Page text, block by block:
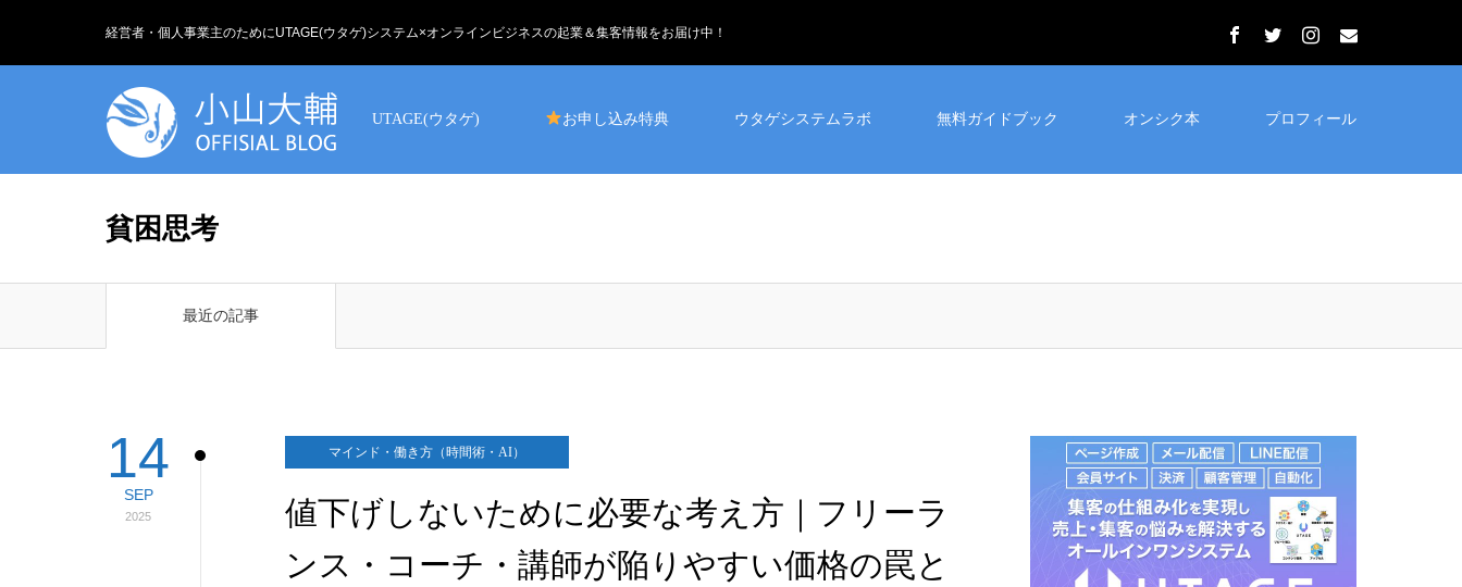
経営者・個人事業主のためにUTAGE(ウタゲ)システム×オンラインビジネスの起業＆集客情報をお届け中！
UTAGE(ウタゲ) お申し込み特典 ウタゲシステムラボ 無料ガイドブック オンシク本 プロフィール
貧困思考
最近の記事
14
SEP
2025
マインド・働き方（時間術・AI）
値下げしないために必要な考え方｜フリーラ
ンス・コーチ・講師が陥りやすい価格の罠と